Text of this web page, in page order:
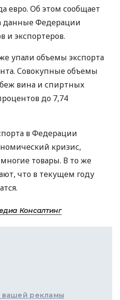
евро. Об этом сообщает
данные Федерации
и экспортеров.
упали объемы экспорта
Совокупные объемы
вина и спиртных
до 7,74
в Федерации
кризис,
товары. В то же
что в текущем году
Консалтинг
вашей рекламы